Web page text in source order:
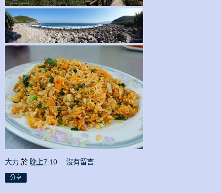
大力 於 晚上7:10 沒有留言:
分享